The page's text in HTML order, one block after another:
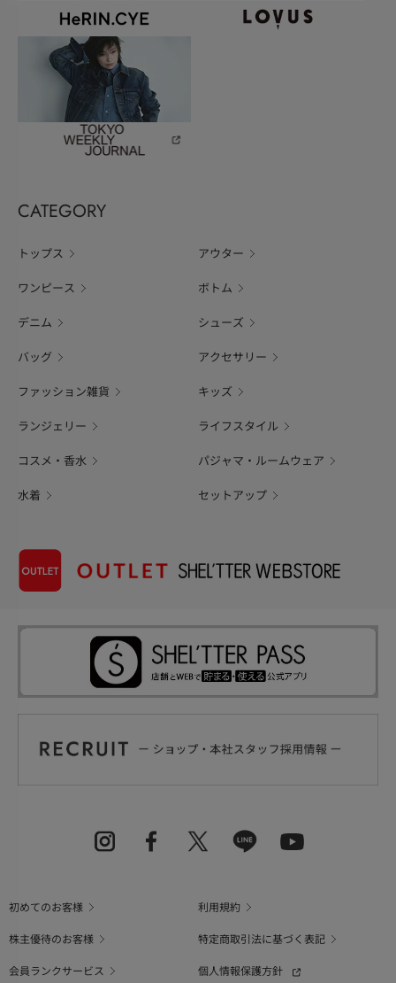
CATEGORY
トップス アウター
ワンピース ボトム
デニム シューズ
バッグ アクセサリー
ファッション雑貨 キッズ
ランジェリー ライフスタイル
コスメ・香水 パジャマ・ルームウェア
水着 セットアップ
初めてのお客様
利用規約
株主優待のお客様
特定商取引法に基づく表記
会員ランクサービス
個人情報保護方針